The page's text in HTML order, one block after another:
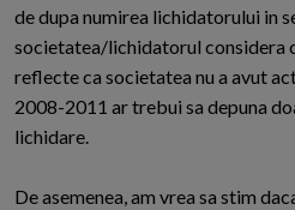
de dupa numirea lichidatorului in
societatea/lichidatorul considera
reflecte ca societatea nu a avut
2008-2011 ar trebui sa depuna
lichidare.
De asemenea, am vrea sa stim